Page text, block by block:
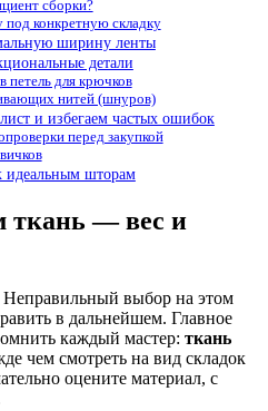
сборки?
конкретную складку
ширину ленты
детали
петель для крючков
нитей (шнуров)
и избегаем частых ошибок
перед закупкой
идеальным шторам
ткань — вес и
выбор на этом
в дальнейшем. Главное
каждый мастер: ткань
чем смотреть на вид складок
оцените материал, с